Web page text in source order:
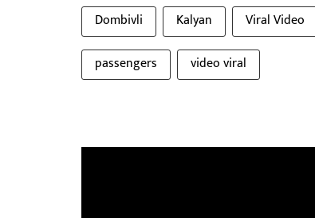
Dombivli Kalyan Viral Video
passengers
video viral